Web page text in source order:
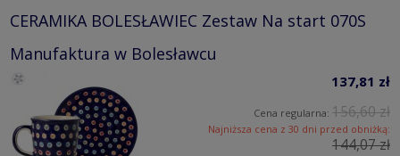
CERAMIKA BOLESŁAWIEC Zestaw Na start 070S
Manufaktura w Bolesławcu
137,81 zł
Cena regularna: 156,60 zł
Najniższa cena z 30 dni przed obniżką:
144,07 zł